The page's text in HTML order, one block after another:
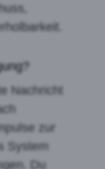
Nachricht
zur
System
Du